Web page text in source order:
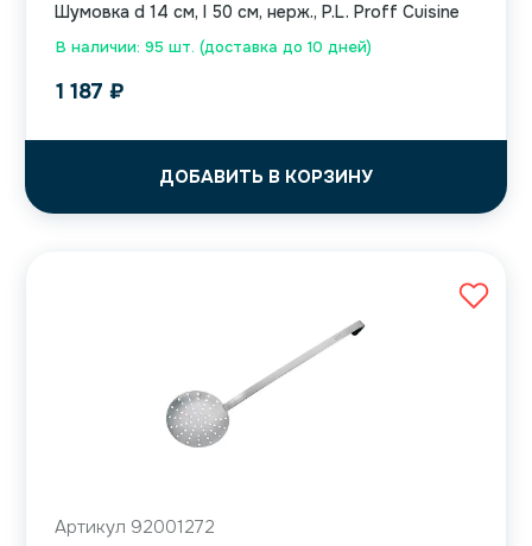
В наличии: 95 шт. (доставка до 10 дней)
Шумовка d 14 см, l 50 см, нерж., P.L. Proff Cuisine
1 187 ₽
ДОБАВИТЬ В КОРЗИНУ
Артикул 92001272